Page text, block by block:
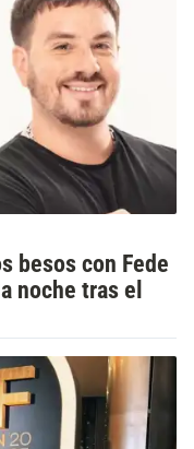
besos con Fede
noche tras el